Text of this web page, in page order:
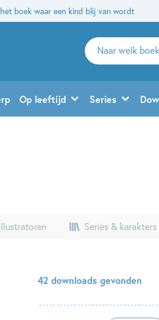
boek waar een kind blij van wordt
Zoeken
naar
en
uitgevers
Op leeftijd Series
Series & karakters
42 downloads gevonden